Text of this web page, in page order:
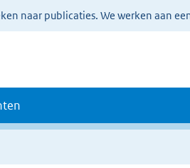
naar publicaties. We werken aan